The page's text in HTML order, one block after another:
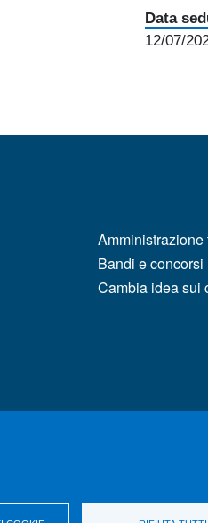
Data
12/07/
Amministrazione
Bandi e concorsi
Cambia idea sui